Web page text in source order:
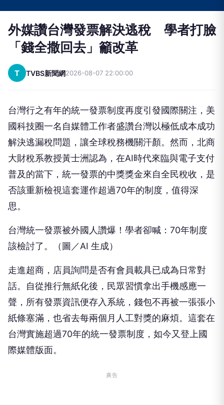
外媒讚台灣發票解決逃稅 學者打臉
「錢全撒回去」籲改革
T TVBS新聞網2026-08-07 22:00:00
台灣行之有年的統一發票制度再度引發國際關注，美
國科技圈一名自媒體工作者盛讚台灣以極低成本成功
解決逃漏稅問題，讓全球稅務機關汗顏。然而，北商
大財稅系教授黃士洲認為，在AI時代來臨與電子支付
普及的當下，統一發票的中獎獎金來自全民稅收，是
否該重新檢視這套運作超過70年的制度，值得深
思。
台灣統一發票被外國人讚爆！學者卻喊：70年制度
該檢討了。（圖／AI 生成）
走進超商，店員詢問是否有會員載具已成為日常對
話。自從推行無紙化後，民眾習慣拿出手機感應一
聲，所有發票資訊便存入系統，錢包不再被一張張小
紙條塞滿，也省去每兩個月人工對獎的麻煩。這套在
台灣實施超過70年的統一發票制度，如今又登上國
際媒體版面。
廣告